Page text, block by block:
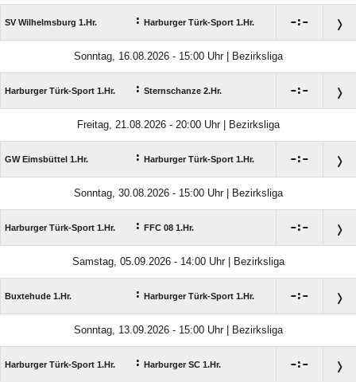
SV Wilhelmsburg 1.Hr. : Harburger Türk-Sport 1.Hr. :
Sonntag, 16.08.2026 - 15:00 Uhr | Bezirksliga
Harburger Türk-Sport 1.Hr. : Sternschanze 2.Hr. :
Freitag, 21.08.2026 - 20:00 Uhr | Bezirksliga
GW Eimsbüttel 1.Hr. : Harburger Türk-Sport 1.Hr. :
Sonntag, 30.08.2026 - 15:00 Uhr | Bezirksliga
Harburger Türk-Sport 1.Hr. : FFC 08 1.Hr. :
Samstag, 05.09.2026 - 14:00 Uhr | Bezirksliga
Buxtehude 1.Hr. : Harburger Türk-Sport 1.Hr. :
Sonntag, 13.09.2026 - 15:00 Uhr | Bezirksliga
Harburger Türk-Sport 1.Hr. : Harburger SC 1.Hr. :